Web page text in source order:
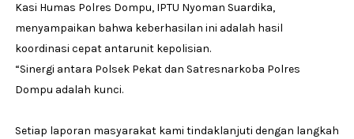
Kasi Humas Polres Dompu, IPTU Nyoman Suardika,
menyampaikan bahwa keberhasilan ini adalah hasil
koordinasi cepat antarunit kepolisian.
“Sinergi antara Polsek Pekat dan Satresnarkoba Polres
Dompu adalah kunci.
Setiap laporan masyarakat kami tindaklanjuti dengan langkah